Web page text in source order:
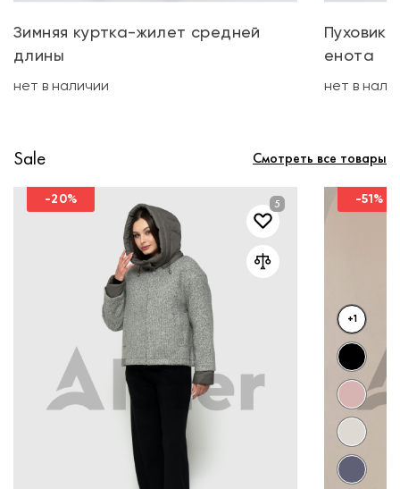
Зимняя куртка-жилет средней
длины
нет в наличии
Пуховик
енота
нет в
Sale Смотреть все товары
-20% -51%
+1